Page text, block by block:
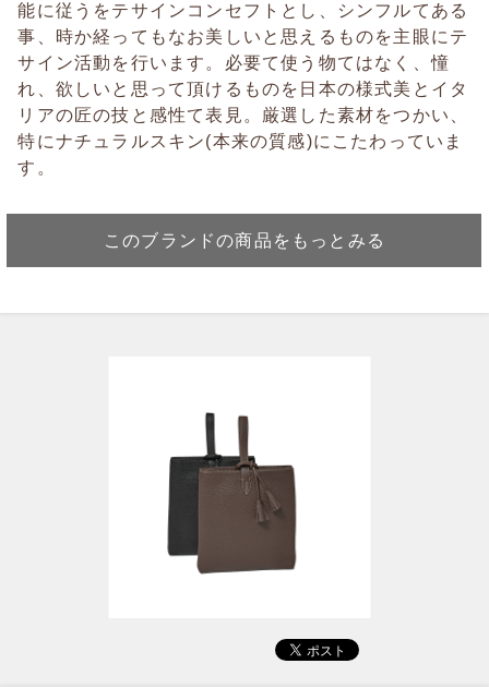
能に従うをテサインコンセフトとし、シンフルてある
事、時か経ってもなお美しいと思えるものを主眼にテ
サイン活動を行います。必要て使う物てはなく、憧
れ、欲しいと思って頂けるものを日本の様式美とイタ
リアの匠の技と感性て表見。厳選した素材をつかい、
特にナチュラルスキン(本来の質感)にこたわっていま
す。
このブランドの商品をもっとみる